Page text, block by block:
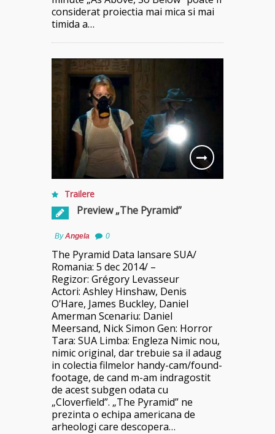
considerat proiectia mai mica si mai
timida a…
Trailere
Preview „The Pyramid”
ByAngela 0
The Pyramid Data lansare SUA/
Romania: 5 dec 2014/ –
Regizor: Grégory Levasseur
Actori: Ashley Hinshaw, Denis
O’Hare, James Buckley, Daniel
Amerman Scenariu: Daniel
Meersand, Nick Simon Gen: Horror
Tara: SUA Limba: Engleza Nimic nou,
nimic original, dar trebuie sa il adaug
in colectia filmelor handy-cam/found-
footage, de cand m-am indragostit
de acest subgen odata cu
„Cloverfield”. „The Pyramid” ne
prezinta o echipa americana de
arheologi care descopera…